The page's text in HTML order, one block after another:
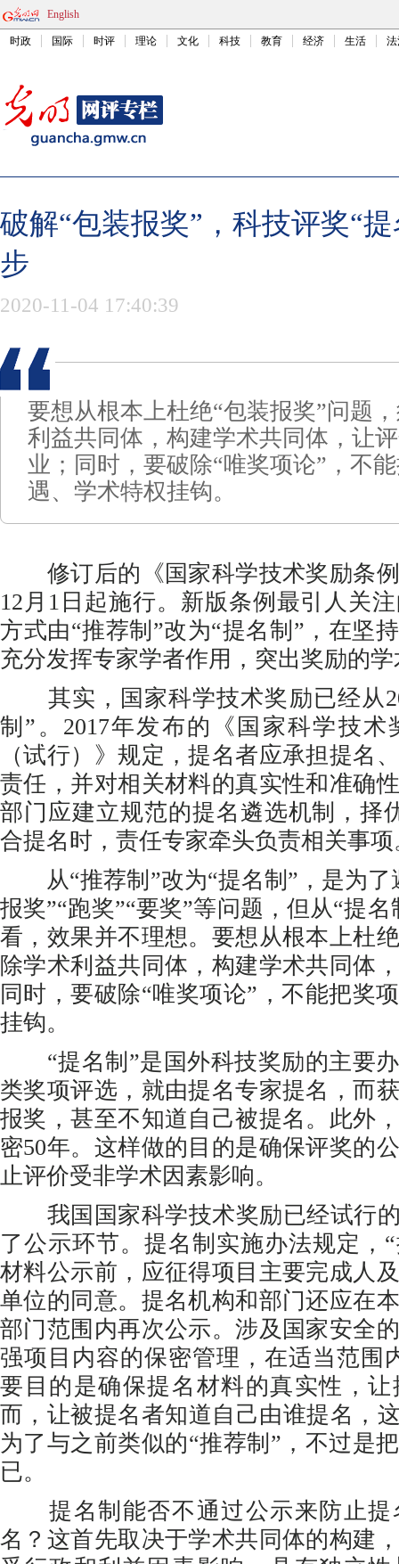
English
时政 国际 时评 理论 文化 科技 教育 经济 生活
破解“包装报奖”，科技评奖“
步
2020-11-04 17:40:39
要想从根本上杜绝“包装报奖”问题
利益共同体，构建学术共同体，让
业；同时，要破除“唯奖项论”，不
遇、学术特权挂钩。
修订后的《国家科学技术奖励条例
12月1日起施行。新版条例最引人关
方式由“推荐制”改为“提名制”，在坚
充分发挥专家学者作用，突出奖励的
其实，国家科学技术奖励已经从
制”。2017年发布的《国家科学技
（试行）》规定，提名者应承担提名
责任，并对相关材料的真实性和准确
部门应建立规范的提名遴选机制，择
合提名时，责任专家牵头负责相关事项
从“推荐制”改为“提名制”，是为了
报奖”“跑奖”“要奖”等问题，但从“提
看，效果并不理想。要想从根本上杜
除学术利益共同体，构建学术共同体
同时，要破除“唯奖项论”，不能把奖
挂钩。
“提名制”是国外科技奖励的主要办
类奖项评选，就由提名专家提名，而
报奖，甚至不知道自己被提名。此外
密50年。这样做的目的是确保评奖的
止评价受非学术因素影响。
我国国家科学技术奖励已经试行的
了公示环节。提名制实施办法规定，
材料公示前，应征得项目主要完成人
单位的同意。提名机构和部门还应在
部门范围内再次公示。涉及国家安全
强项目内容的保密管理，在适当范围
要目的是确保提名材料的真实性，
而，让被提名者知道自己由谁提名，
为了与之前类似的“推荐制”，不过是
已。
提名制能否不通过公示来防止提
名？这首先取决于学术共同体的构建